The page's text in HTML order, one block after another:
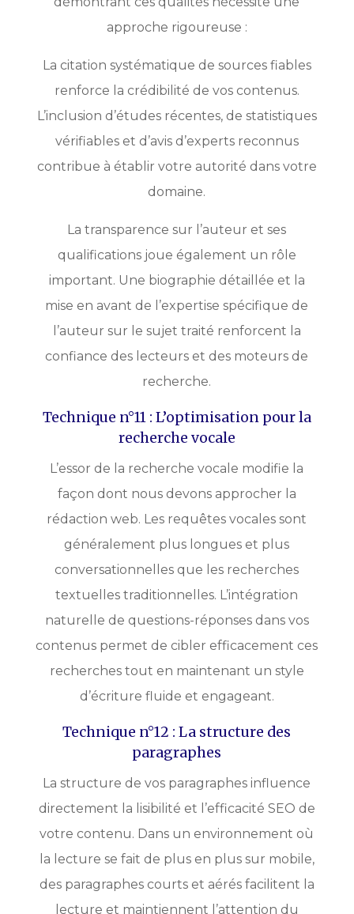
approche rigoureuse :
La citation systématique de sources fiables
renforce la crédibilité de vos contenus.
L’inclusion d’études récentes, de statistiques
vérifiables et d’avis d’experts reconnus
contribue à établir votre autorité dans votre
domaine.
La transparence sur l’auteur et ses
qualifications joue également un rôle
important. Une biographie détaillée et la
mise en avant de l’expertise spécifique de
l’auteur sur le sujet traité renforcent la
confiance des lecteurs et des moteurs de
recherche.
Technique n°11 : L’optimisation pour la
recherche vocale
L’essor de la recherche vocale modifie la
façon dont nous devons approcher la
rédaction web. Les requêtes vocales sont
généralement plus longues et plus
conversationnelles que les recherches
textuelles traditionnelles. L’intégration
naturelle de questions-réponses dans vos
contenus permet de cibler efficacement ces
recherches tout en maintenant un style
d’écriture fluide et engageant.
Technique n°12 : La structure des
paragraphes
La structure de vos paragraphes influence
directement la lisibilité et l’efficacité SEO de
votre contenu. Dans un environnement où
la lecture se fait de plus en plus sur mobile,
des paragraphes courts et aérés facilitent la
lecture et maintiennent l’attention du